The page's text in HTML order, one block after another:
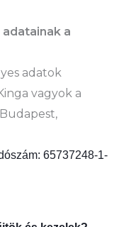
adatainak a
adatok
vagyok a
65737248-1-